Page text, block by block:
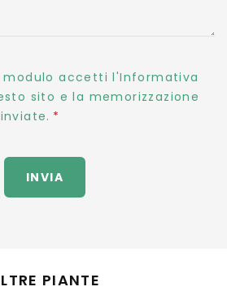
modulo accetti l'Informativa
sito e la memorizzazione
INVIA
PIANTE